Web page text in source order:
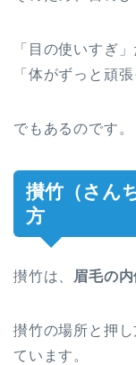
「目の使いすぎ
「体がずっと頑
でもあるのです。
攅竹（さん
方
攅竹は、 眉毛の
攅竹の場所と押
ています。